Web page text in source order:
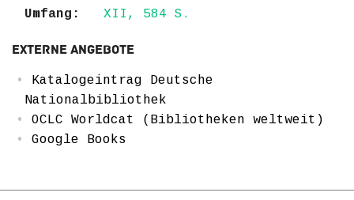
Umfang:
XII, 584 S.
Externe Angebote
Katalogeintrag Deutsche
Nationalbibliothek
OCLC Worldcat (Bibliotheken weltweit)
Google Books